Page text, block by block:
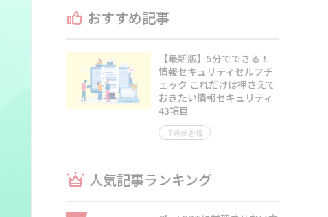
おすすめ記事
【最新版】5分でできる！
情報セキュリティセルフチ
ェック これだけは押さえて
おきたい情報セキュリティ
43項目
IT資産管理
人気記事ランキング